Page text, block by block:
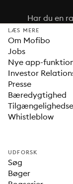
Har du en
LÆS MERE
Om Mofibo
Jobs
Nye app-
Investor
Presse
Bæredygtighed
Whistleblow
UDFORSK
Søg
Bøger